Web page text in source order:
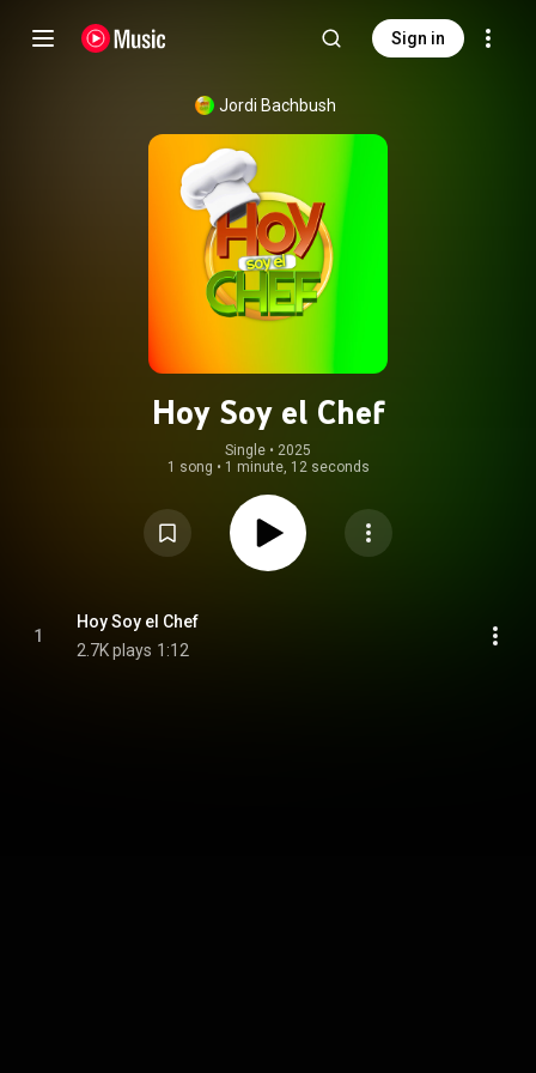
Sign in
Jordi Bachbush
Hoy Soy el Chef
Single • 2025
1 song • 1 minute, 12 seconds
1
Hoy Soy el Chef
2.7K plays 1:12